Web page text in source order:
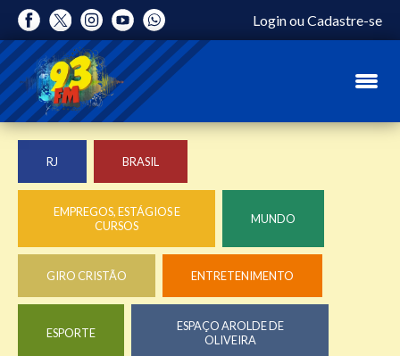
LoginouCadastre-se
RJ BRASIL
EMPREGOS, ESTÁGIOS E
CURSOS
MUNDO
GIRO CRISTÃO ENTRETENIMENTO
ESPORTE
ESPAÇO AROLDE DE
OLIVEIRA